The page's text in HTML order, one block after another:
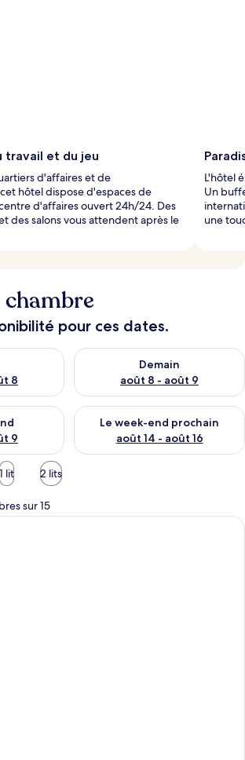
travail et du jeu
d'affaires et de
hôtel dispose d'espaces de
d'affaires ouvert 24h/24. Des
des salons vous attendent après le
L'hôtel
Un
une
pour ces dates.
8
pour ce soir août 7 - août 8
Demain
août 8 - août 9
Vérifier la disponibilité pour
9
pour ce week-end août 7 - août 9
Le week-end prochain
août 14 - août 16
Vérifier la disponibilité pour
1 lit 2 lits
sur 15